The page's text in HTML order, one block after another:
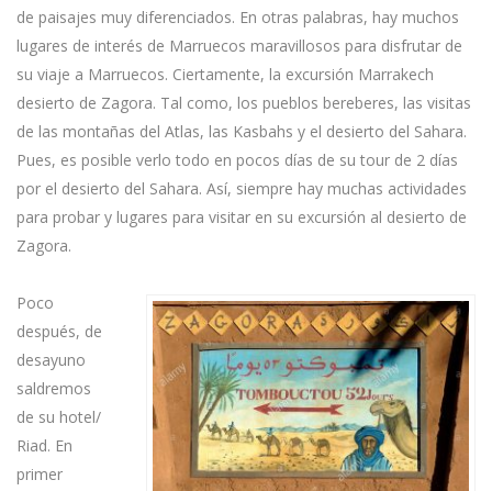
de paisajes muy diferenciados. En otras palabras, hay muchos
lugares de interés de Marruecos maravillosos para disfrutar de
su viaje a Marruecos. Ciertamente, la excursión Marrakech
desierto de Zagora. Tal como, los pueblos bereberes, las visitas
de las montañas del Atlas, las Kasbahs y el desierto del Sahara.
Pues, es posible verlo todo en pocos días de su tour de 2 días
por el desierto del Sahara. Así, siempre hay muchas actividades
para probar y lugares para visitar en su excursión al desierto de
Zagora.
Poco
después, de
desayuno
saldremos
de su hotel/
Riad. En
primer